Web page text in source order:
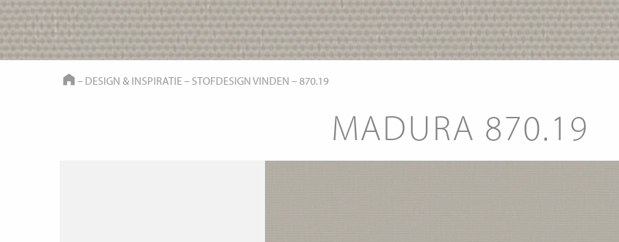
HOME
– DESIGN & INSPIRATIE– STOFDESIGN VINDEN –870.19
MADURA 870.19